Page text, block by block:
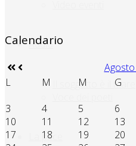
Audio
Il soggetto è il mare
La pace
Calendario
Agosto
L
M M G
3
4 5 6
10
11 12 13
17
18 19 20